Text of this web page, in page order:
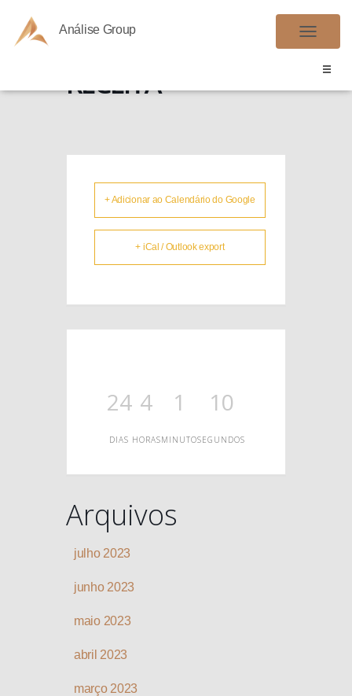
Análise Group
A
RECEITA
+ Adicionar ao Calendário do Google
+ iCal / Outlook export
24
DIAS
4
HORAS
1
MINUTO
10
SEGUNDOS
Arquivos
julho 2023
junho 2023
maio 2023
abril 2023
março 2023